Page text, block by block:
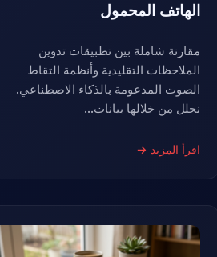
الهاتف المحمول
مقارنة شاملة بين تطبيقات تدوين
الملاحظات التقليدية وأنظمة التقاط
الصوت المدعومة بالذكاء الاصطناعي.
نحلل من خلالها بيانات...
اقرأ المزيد →